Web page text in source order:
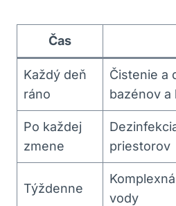
Čas
Každý deň
ráno
Čistenie a
bazénov a
Po každej
zmene
priestorov
Týždenne
vody